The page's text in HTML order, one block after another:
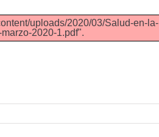
uploads/2020/03/Salud-en-la-
2020-1.pdf".